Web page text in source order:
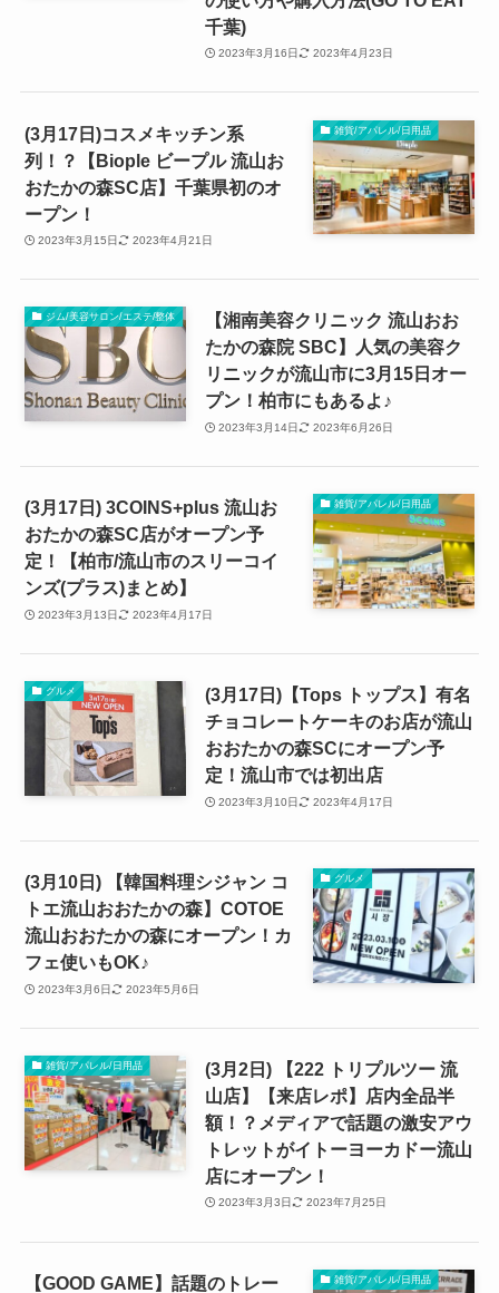
千葉)
2023年3月16日 2023年4月23日
雑貨/アパレル/日用品
(3月17日)コスメキッチン系
列！？【Biople ビープル 流山お
おたかの森SC店】千葉県初のオ
ープン！
2023年3月15日 2023年4月21日
ジム/美容サロン/エステ/整体
【湘南美容クリニック 流山おお
たかの森院 SBC】人気の美容ク
リニックが流山市に3月15日オー
プン！柏市にもあるよ♪
2023年3月14日 2023年6月26日
雑貨/アパレル/日用品
(3月17日) 3COINS+plus 流山お
おたかの森SC店がオープン予
定！【柏市/流山市のスリーコイ
ンズ(プラス)まとめ】
2023年3月13日 2023年4月17日
グルメ
(3月17日)【Tops トップス】有名
チョコレートケーキのお店が流山
おおたかの森SCにオープン予
定！流山市では初出店
2023年3月10日 2023年4月17日
グルメ
(3月10日) 【韓国料理シジャン コ
トエ流山おおたかの森】COTOE
流山おおたかの森にオープン！カ
フェ使いもOK♪
2023年3月6日 2023年5月6日
雑貨/アパレル/日用品
(3月2日) 【222 トリプルツー 流
山店】【来店レポ】店内全品半
額！？メディアで話題の激安アウ
トレットがイトーヨーカドー流山
店にオープン！
2023年3月3日 2023年7月25日
雑貨/アパレル/日用品
【GOOD GAME】話題のトレー